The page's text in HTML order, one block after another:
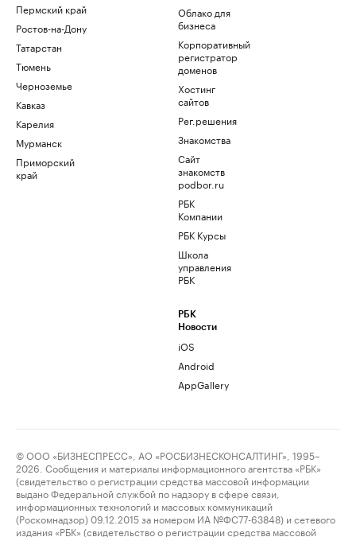
Пермский край
Ростов-на-Дону
Татарстан
Тюмень
Черноземье
Кавказ
Карелия
Мурманск
Приморский
край
Облако для
бизнеса
Корпоративный
регистратор
доменов
Хостинг
сайтов
Рег.решения
Знакомства
Сайт
знакомств
podbor.ru
РБК
Компании
РБК Курсы
Школа
управления
РБК
РБК
Новости
iOS
Android
AppGallery
© ООО «БИЗНЕСПРЕСС», АО «РОСБИЗНЕСКОНСАЛТИНГ», 1995–
2026. Сообщения и материалы информационного агентства «РБК»
(свидетельство о регистрации средства массовой информации
выдано Федеральной службой по надзору в сфере связи,
информационных технологий и массовых коммуникаций
(Роскомнадзор) 09.12.2015 за номером ИА №ФС77-63848) и сетевого
издания «РБК» (свидетельство о регистрации средства массовой